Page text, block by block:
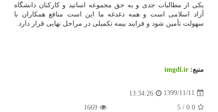
یکی از مطالبات جدی و به حق مجموعه اساتید و کارکنان دانشگاه
آزاد اسلامی است و همه دغدغه ما این است منافع همکاران با
سهولت تأمین شود و فرایند بیمه تکمیلی در مراحل نهایی قرار دارد.
منبع: imgdl.ir
1399/11/11
13:34:26
0.0
/
5
1669